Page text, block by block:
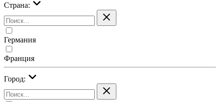
Страна:
Германия
Франция
Город: